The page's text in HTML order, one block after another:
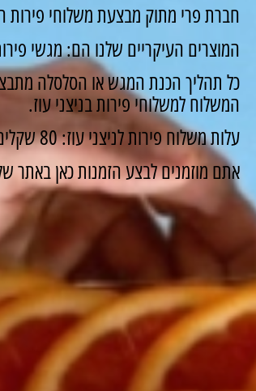
חברת פרי מתוק מבצעת משלוחי פירות
המוצרים העיקריים שלנו הם: מגשי
כל תהליך הכנת המגש או הסלסלה
המשלוח למשלוחי פירות בניצני עוז.
עלות משלוח פירות לניצני עוז: 80 שקלים
אתם מוזמנים לבצע הזמנות כאן באתר שלנו